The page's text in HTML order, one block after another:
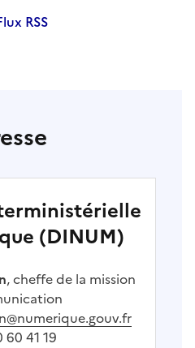
RSS
(DINUM)
, cheffe de la mission
60 41 19